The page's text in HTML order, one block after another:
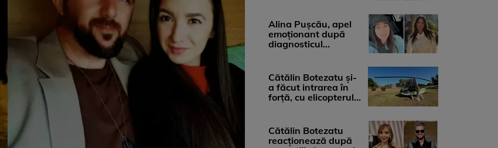
medicii, ...
Alina Pușcău, apel
emoționant după
diagnosticul
...
Cătălin Botezatu și-
a făcut intrarea în
forță, cu elicopterul,
Cătălin Botezatu
reacționează după